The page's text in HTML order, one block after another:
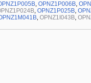
, OPNZ1P006B,
, OPNZ1P025B,
, OPNZ1I043B,